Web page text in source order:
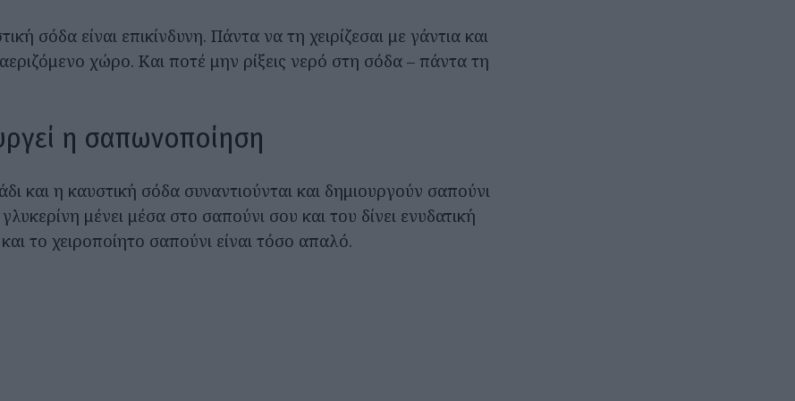
σόδα είναι επικίνδυνη. Πάντα να τη χειρίζεσαι με γάντια και
χώρο. Και ποτέ μην ρίξεις νερό στη σόδα – πάντα τη
η σαπωνοποίηση
και η καυστική σόδα συναντιούνται και δημιουργούν σαπούνι
μένει μέσα στο σαπούνι σου και του δίνει ενυδατική
το χειροποίητο σαπούνι είναι τόσο απαλό.